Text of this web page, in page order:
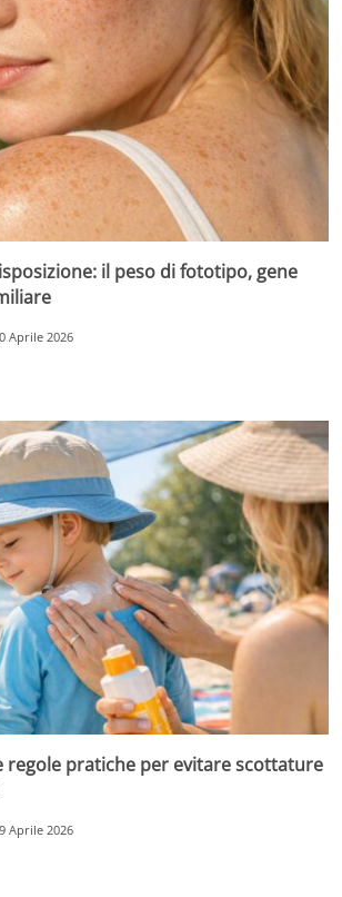
il peso di fototipo, gene
Aprile 2026
regole pratiche per evitare scottature
Aprile 2026